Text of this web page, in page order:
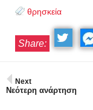
θρησκεία
Share:
Next
Νεότερη ανάρτηση